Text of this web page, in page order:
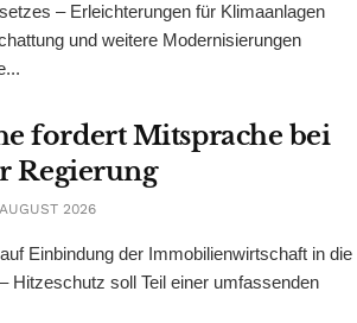
– Erleichterungen für Klimaanlagen
und weitere Modernisierungen
fordert Mitsprache bei
Regierung
2026
Einbindung der Immobilienwirtschaft in die
Hitzeschutz soll Teil einer umfassenden